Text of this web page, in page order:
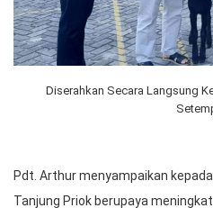
Diserahkan Secara Langsung
Pdt. Arthur menyampaikan
Tanjung Priok berupaya